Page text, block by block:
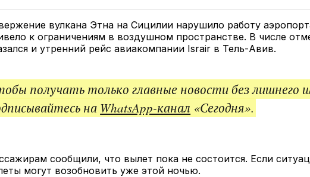
TwitterFacebook
вулкана Этна на Сицилии нарушило работу
к ограничениям в воздушном пространстве. В числе
и утренний рейс авиакомпании Israir в Тель-Авив.
получать только главные новости без лишнего
на WhatsApp-канал «Сегодня».
сообщили, что вылет пока не состоится. Если
могут возобновить уже этой ночью.